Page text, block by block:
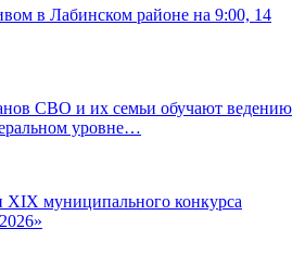
в Лабинском районе на 9:00, 14
СВО и их семьи обучают ведению
уровне…
XIX муниципального конкурса